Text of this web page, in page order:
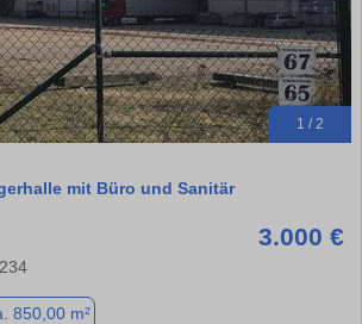
1 / 2
mit Büro und Sanitär
3.000 €
850,00 m²